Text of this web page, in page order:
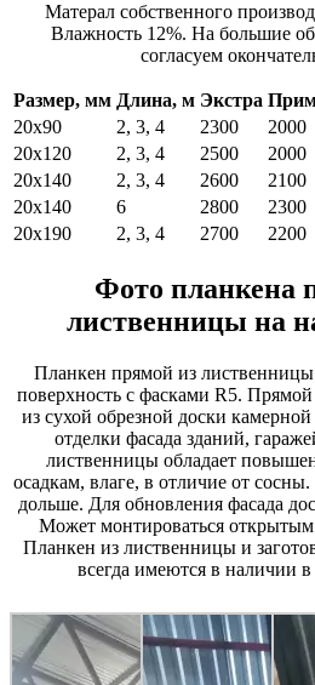
Матерал собственного
Влажность 12%. На большие
согласуем
Размер, мм Длина, м Экстра
20х90
2, 3, 4 2300 2000
20х120
2, 3, 4 2500 2000
20х140
2, 3, 4 2600 2100
20х140
6 2800 2300
20х190
2, 3, 4 2700 2200
Фото планкена
лиственницы на
Планкен прямой из
поверхность с фасками R5. Прямой
из сухой обрезной доски
отделки фасада зданий,
лиственницы обладает
осадкам, влаге, в отличие от
дольше. Для обновления фасада
Может монтироваться
Планкен из лиственницы и
всегда имеются в наличии